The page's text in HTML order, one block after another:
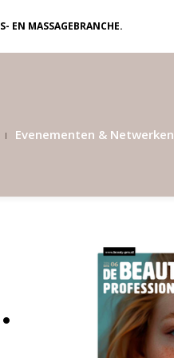
EN MASSAGEBRANCHE.
Evenementen & Netwerken